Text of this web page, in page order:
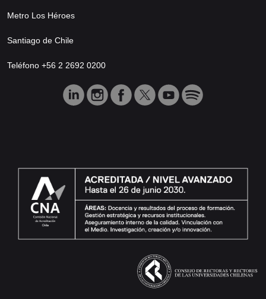
Metro Los Héroes
Santiago de Chile
Teléfono +56 2 2692 0200